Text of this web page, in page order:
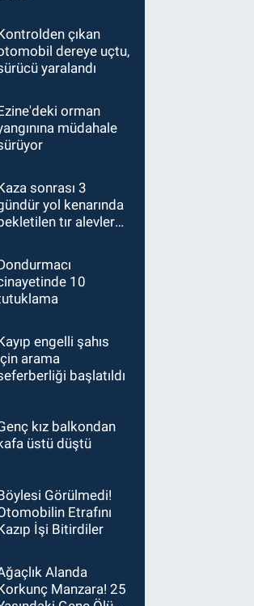
çıkan
dereye uçtu,
yaralandı
orman
müdahale
sonrası 3
yol kenarında
tır alevlere
10
engelli şahıs
arama
başlatıldı
kız balkondan
üstü düştü
Görülmedi!
Etrafını
İşi Bitirdiler
Alanda
Manzara! 25